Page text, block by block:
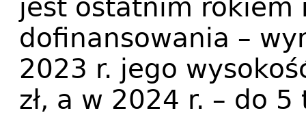
jest ostatnim rokiem
dofinansowania –
2023 r. jego
zł, a w 2024 r. – do 5